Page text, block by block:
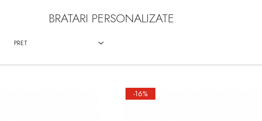
BRATARI PERSONALIZATE
PRET
-16%